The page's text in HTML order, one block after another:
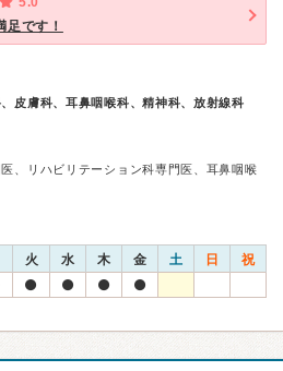
です！
皮膚科、耳鼻咽喉科、精神科、放射線科
、リハビリテーション科専門医、耳鼻咽喉
火 水 木 金 土 日 祝